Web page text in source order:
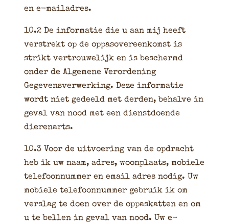
en e-mailadres.
10.2 De informatie die u aan mij heeft
verstrekt op de oppasovereenkomst is
strikt vertrouwelijk en is beschermd
onder de Algemene Verordening
Gegevensverwerking. Deze informatie
wordt niet gedeeld met derden, behalve in
geval van nood met een dienstdoende
dierenarts.
10.3 Voor de uitvoering van de opdracht
heb ik uw naam, adres, woonplaats, mobiele
telefoonnummer en email adres nodig. Uw
mobiele telefoonnummer gebruik ik om
verslag te doen over de oppaskatten en om
u te bellen in geval van nood. Uw e-